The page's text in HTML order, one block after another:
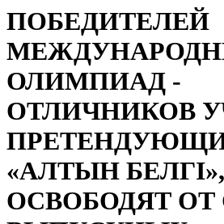
ПОБЕДИТЕЛЕЙ
ОЛИМПИАД -
ОТЛИЧНИКОВ
«АЛТЫН БЕЛГІ»,
ОСВОБОДЯТ ОТ